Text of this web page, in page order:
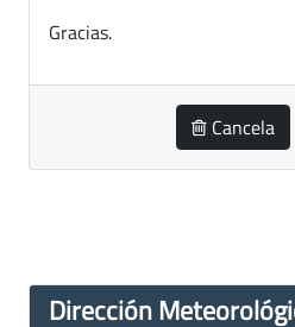
Gracias.
Cancela
Dirección